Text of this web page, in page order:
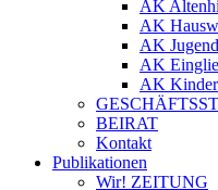
AK
AK
AK
AK
AK
BEIRAT
Kontakt
Publikationen
Wir! ZEITUNG